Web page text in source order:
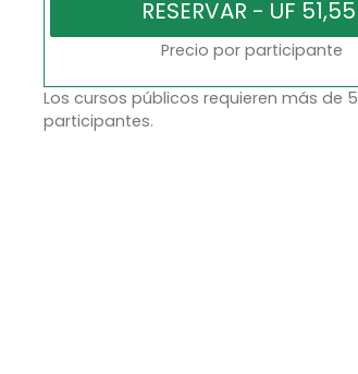
Precio por participante
Los cursos públicos requieren más de 5
participantes.